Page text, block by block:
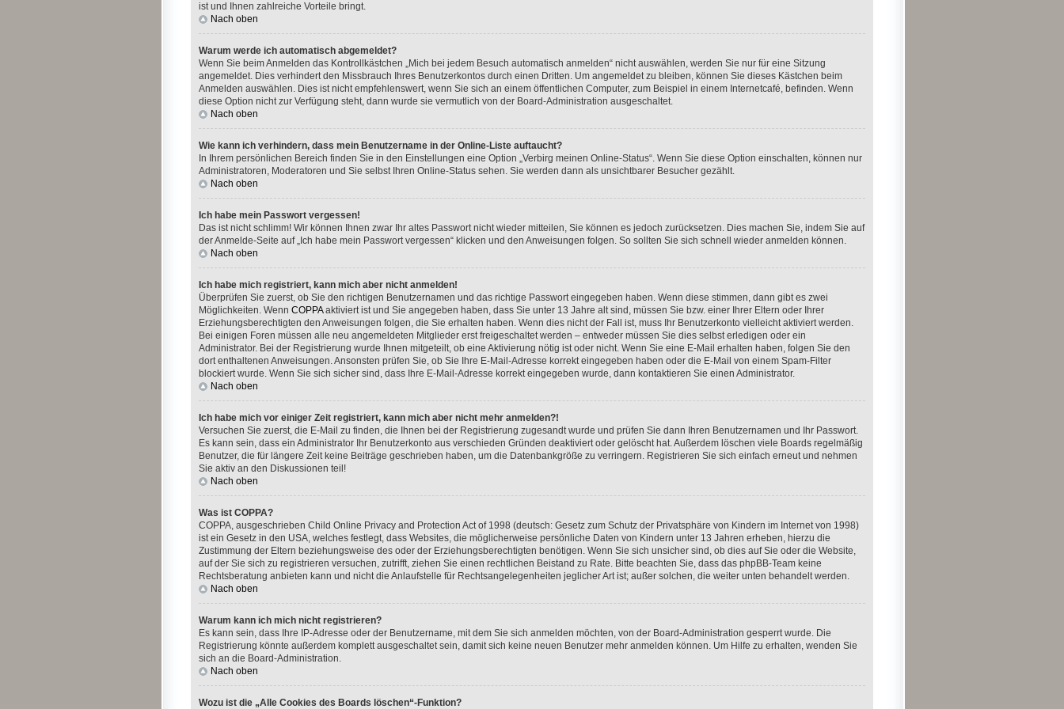
ist und Ihnen zahlreiche Vorteile bringt.
Nach oben
Warum werde ich automatisch abgemeldet?
Wenn Sie beim Anmelden das Kontrollkästchen „Mich bei jedem Besuch automatisch anmelden“ nicht auswählen, werden Sie nur für eine Sitzung
angemeldet. Dies verhindert den Missbrauch Ihres Benutzerkontos durch einen Dritten. Um angemeldet zu bleiben, können Sie dieses Kästchen beim
Anmelden auswählen. Dies ist nicht empfehlenswert, wenn Sie sich an einem öffentlichen Computer, zum Beispiel in einem Internetcafé, befinden. Wenn
diese Option nicht zur Verfügung steht, dann wurde sie vermutlich von der Board-Administration ausgeschaltet.
Nach oben
Wie kann ich verhindern, dass mein Benutzername in der Online-Liste auftaucht?
In Ihrem persönlichen Bereich finden Sie in den Einstellungen eine Option „Verbirg meinen Online-Status“. Wenn Sie diese Option einschalten, können nur
Administratoren, Moderatoren und Sie selbst Ihren Online-Status sehen. Sie werden dann als unsichtbarer Besucher gezählt.
Nach oben
Ich habe mein Passwort vergessen!
Das ist nicht schlimm! Wir können Ihnen zwar Ihr altes Passwort nicht wieder mitteilen, Sie können es jedoch zurücksetzen. Dies machen Sie, indem Sie auf
der Anmelde-Seite auf „Ich habe mein Passwort vergessen“ klicken und den Anweisungen folgen. So sollten Sie sich schnell wieder anmelden können.
Nach oben
Ich habe mich registriert, kann mich aber nicht anmelden!
Überprüfen Sie zuerst, ob Sie den richtigen Benutzernamen und das richtige Passwort eingegeben haben. Wenn diese stimmen, dann gibt es zwei
Möglichkeiten. Wenn COPPAaktiviert ist und Sie angegeben haben, dass Sie unter 13 Jahre alt sind, müssen Sie bzw. einer Ihrer Eltern oder Ihrer
Erziehungsberechtigten den Anweisungen folgen, die Sie erhalten haben. Wenn dies nicht der Fall ist, muss Ihr Benutzerkonto vielleicht aktiviert werden.
Bei einigen Foren müssen alle neu angemeldeten Mitglieder erst freigeschaltet werden – entweder müssen Sie dies selbst erledigen oder ein
Administrator. Bei der Registrierung wurde Ihnen mitgeteilt, ob eine Aktivierung nötig ist oder nicht. Wenn Sie eine E-Mail erhalten haben, folgen Sie den
dort enthaltenen Anweisungen. Ansonsten prüfen Sie, ob Sie Ihre E-Mail-Adresse korrekt eingegeben haben oder die E-Mail von einem Spam-Filter
blockiert wurde. Wenn Sie sich sicher sind, dass Ihre E-Mail-Adresse korrekt eingegeben wurde, dann kontaktieren Sie einen Administrator.
Nach oben
Ich habe mich vor einiger Zeit registriert, kann mich aber nicht mehr anmelden?!
Versuchen Sie zuerst, die E-Mail zu finden, die Ihnen bei der Registrierung zugesandt wurde und prüfen Sie dann Ihren Benutzernamen und Ihr Passwort.
Es kann sein, dass ein Administrator Ihr Benutzerkonto aus verschieden Gründen deaktiviert oder gelöscht hat. Außerdem löschen viele Boards regelmäßig
Benutzer, die für längere Zeit keine Beiträge geschrieben haben, um die Datenbankgröße zu verringern. Registrieren Sie sich einfach erneut und nehmen
Sie aktiv an den Diskussionen teil!
Nach oben
Was ist COPPA?
COPPA, ausgeschrieben Child Online Privacy and Protection Act of 1998 (deutsch: Gesetz zum Schutz der Privatsphäre von Kindern im Internet von 1998)
ist ein Gesetz in den USA, welches festlegt, dass Websites, die möglicherweise persönliche Daten von Kindern unter 13 Jahren erheben, hierzu die
Zustimmung der Eltern beziehungsweise des oder der Erziehungsberechtigten benötigen. Wenn Sie sich unsicher sind, ob dies auf Sie oder die Website,
auf der Sie sich zu registrieren versuchen, zutrifft, ziehen Sie einen rechtlichen Beistand zu Rate. Bitte beachten Sie, dass das phpBB-Team keine
Rechtsberatung anbieten kann und nicht die Anlaufstelle für Rechtsangelegenheiten jeglicher Art ist; außer solchen, die weiter unten behandelt werden.
Nach oben
Warum kann ich mich nicht registrieren?
Es kann sein, dass Ihre IP-Adresse oder der Benutzername, mit dem Sie sich anmelden möchten, von der Board-Administration gesperrt wurde. Die
Registrierung könnte außerdem komplett ausgeschaltet sein, damit sich keine neuen Benutzer mehr anmelden können. Um Hilfe zu erhalten, wenden Sie
sich an die Board-Administration.
Nach oben
Wozu ist die „Alle Cookies des Boards löschen“-Funktion?